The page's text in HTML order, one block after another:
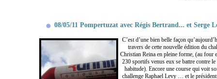
08/05/11 Pompertuzat avec Régis Bertrand... et Serge
C’est d’une bien belle façon
travers de cette nouvelle édition du
Christian Reina en pleine forme, (au four
230 sportifs venus eux se battre contre
habitude). Encore une course qui voit
challenge Raphael Levy … et le